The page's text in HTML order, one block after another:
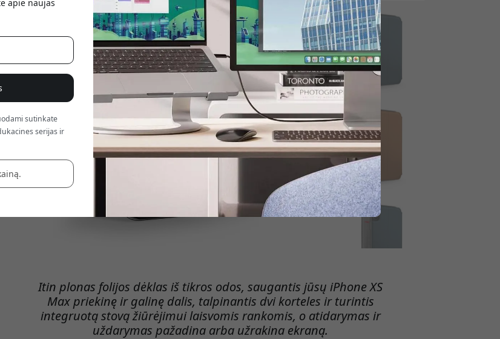
Itin plonas folijos dėklas iš tikros odos, saugantis jūsų iPhone XS
Max priekinę ir galinę dalis, talpinantis dvi korteles ir turintis
integruotą stovą žiūrėjimui laisvomis rankomis, o atidarymas ir
uždarymas pažadina arba užrakina ekraną.
apie naujas
sutinkate
serijas ir
atsiskaitydami.